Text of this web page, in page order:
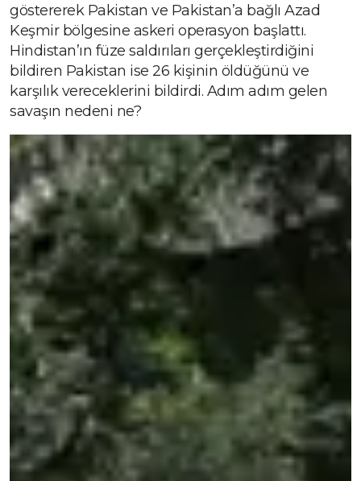
göstererek Pakistan ve Pakistan’a bağlı Azad
Keşmir bölgesine askeri operasyon başlattı.
Hindistan’ın füze saldırıları gerçekleştirdiğini
bildiren Pakistan ise 26 kişinin öldüğünü ve
karşılık vereceklerini bildirdi. Adım adım gelen
savaşın nedeni ne?